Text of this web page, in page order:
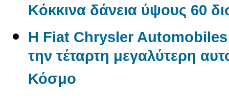
Kόκκινα δάνεια ύψους 60
Η Fiat Chrysler Automobiles
την τέταρτη μεγαλύτερη
Κόσμο